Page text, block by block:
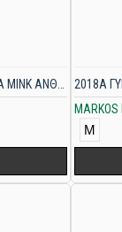
MARKOS
M